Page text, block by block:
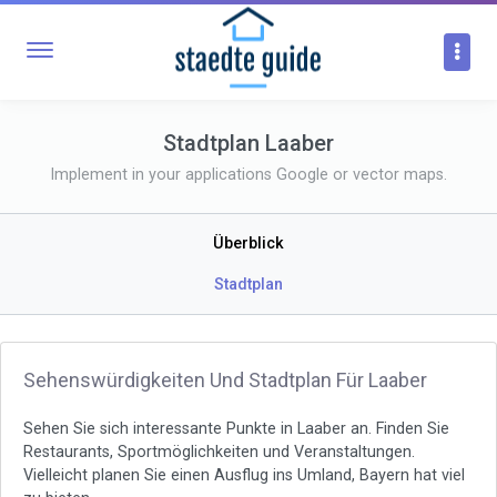
Stadtplan Laaber
Implement in your applications Google or vector maps.
Überblick
Stadtplan
Sehenswürdigkeiten Und Stadtplan Für Laaber
Sehen Sie sich interessante Punkte in Laaber an. Finden Sie
Restaurants, Sportmöglichkeiten und Veranstaltungen.
Vielleicht planen Sie einen Ausflug ins Umland, Bayern hat viel